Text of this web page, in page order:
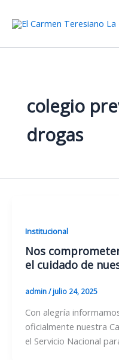
colegio
drogas
Institucional
Nos
el cuidado de
admin/julio 24, 2025
Con alegría
oficialmente nuestra
el Servicio Nacional